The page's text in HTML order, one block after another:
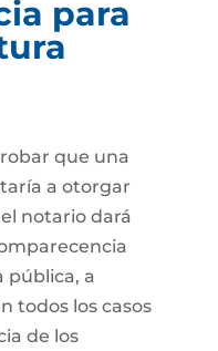
para
que una
a otorgar
notario dará
pública, a
todos los casos
de los